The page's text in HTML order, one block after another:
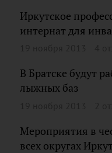
Иркутское
интернат для
В Братске будут
лыжных баз
Мероприятия в
всех округах